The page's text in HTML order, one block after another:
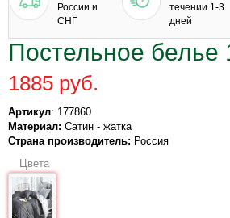
России и
СНГ
течении 1-3
дней
Постельное белье
1885 руб.
Артикул: 177860
Материал: Сатин - жатка
Страна производитель: Россия
Цвета